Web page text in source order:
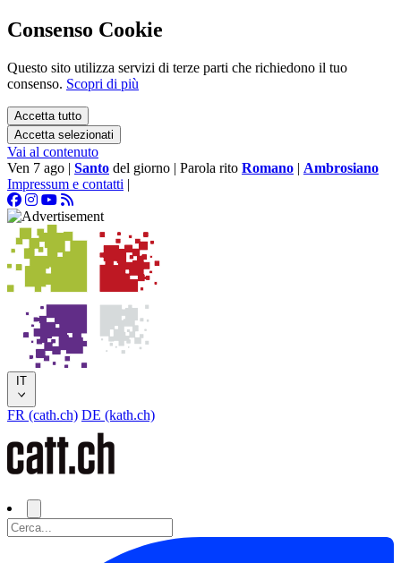
Consenso Cookie
Questo sito utilizza servizi di terze parti che richiedono il tuo
consenso. Scopri di più
Accetta tutto
Accetta selezionati
Vai al contenuto
Ven 7 ago | Santo del giorno | Parola rito Romano | Ambrosiano
Impressum e contatti |
IT
FR (cath.ch) DE (kath.ch)